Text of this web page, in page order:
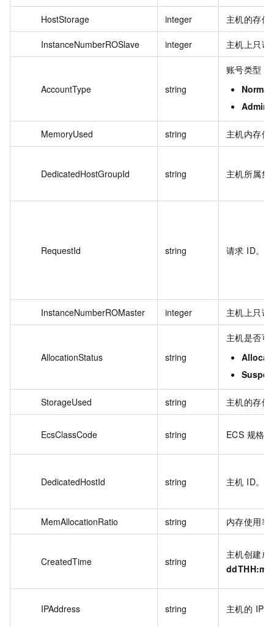
HostStorage integer 主机的存储
InstanceNumberROSlave integer 主机上只读
AccountType string
账号类型，
Normal
Admin
MemoryUsed string 主机内存使
DedicatedHostGroupId string 主机所属集
RequestId string 请求 ID。
InstanceNumberROMaster integer 主机上只读
AllocationStatus string
主机是否可
StorageUsed string 主机的存储
EcsClassCode string ECS 规格
DedicatedHostId string 主机 ID。
MemAllocationRatio string 内存使用率
CreatedTime string
主机创建成
IPAddress string 主机的 IP